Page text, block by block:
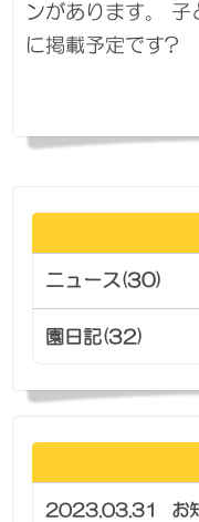
ンがあります。
に掲載予定です?
ニュース(30)
園日記(32)
2023.03.31 お